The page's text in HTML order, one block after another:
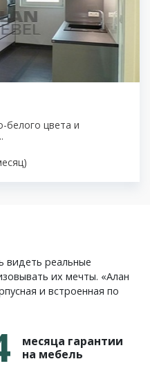
белого цвета и
видеть реальные
их мечты. «Алан
и встроенная по
месяца гарантии
на мебель